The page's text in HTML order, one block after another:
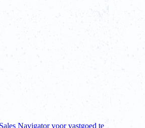
Navigator voor vastgoed te